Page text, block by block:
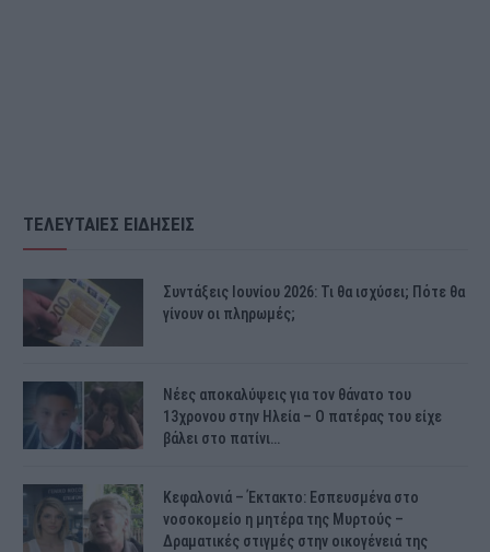
ΤΕΛΕΥΤΑΙΕΣ ΕΙΔΗΣΕΙΣ
Συντάξεις Ιουνίου 2026: Τι θα ισχύσει; Πότε θα
γίνουν οι πληρωμές;
Νέες αποκαλύψεις για τον θάνατο του
13χρονου στην Ηλεία – Ο πατέρας του είχε
βάλει στο πατίνι…
Κεφαλονιά – Έκτακτο: Εσπευσμένα στο
νοσοκομείο η μητέρα της Μυρτούς –
Δραματικές στιγμές στην οικογένειά της